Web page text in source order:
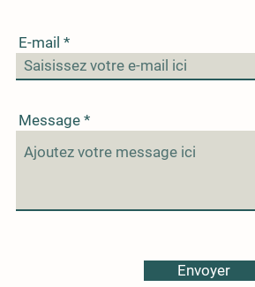
E-mail
Message
Envoyer